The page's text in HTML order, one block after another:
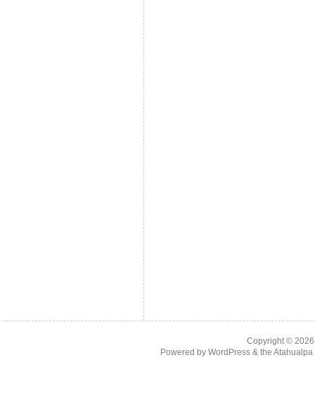
Copyright ©
Powered by WordPress& the Atahualpa